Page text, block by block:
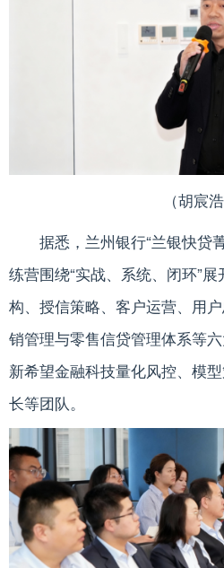
（胡宸
据悉，兰州银行“兰银快贷
练营围绕“实战、系统、闭环”
构、授信策略、客户运营、用
销管理与零售信贷管理体系等
新希望金融科技量化风控、模
长等团队。